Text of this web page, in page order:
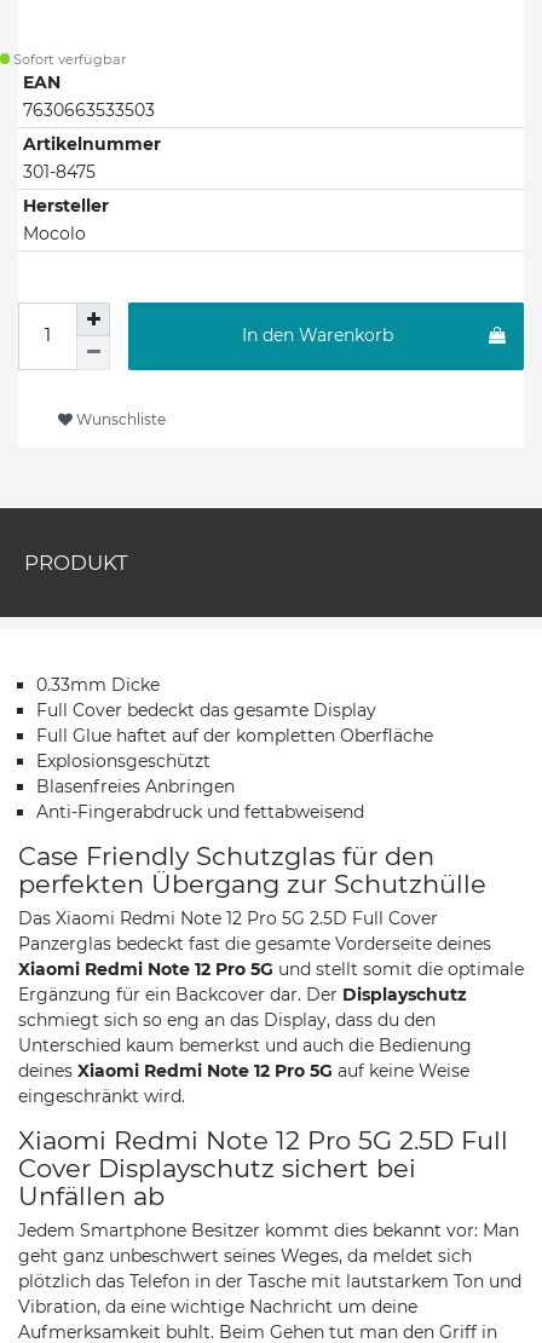
Sofort verfügbar
EAN
7630663533503
Artikelnummer
301-8475
Hersteller
Mocolo
In den Warenkorb
Wunschliste
PRODUKT
0.33mm Dicke
Full Cover bedeckt das gesamte Display
Full Glue haftet auf der kompletten Oberfläche
Explosionsgeschützt
Blasenfreies Anbringen
Anti-Fingerabdruck und fettabweisend
Case Friendly Schutzglas für den
perfekten Übergang zur Schutzhülle
Das Xiaomi Redmi Note 12 Pro 5G 2.5D Full Cover
Panzerglas bedeckt fast die gesamte Vorderseite deines
Xiaomi Redmi Note 12 Pro 5G und stellt somit die optimale
Ergänzung für ein Backcover dar. Der Displayschutz
schmiegt sich so eng an das Display, dass du den
Unterschied kaum bemerkst und auch die Bedienung
deines Xiaomi Redmi Note 12 Pro 5G auf keine Weise
eingeschränkt wird.
Xiaomi Redmi Note 12 Pro 5G 2.5D Full
Cover Displayschutz sichert bei
Unfällen ab
Jedem Smartphone Besitzer kommt dies bekannt vor: Man
geht ganz unbeschwert seines Weges, da meldet sich
plötzlich das Telefon in der Tasche mit lautstarkem Ton und
Vibration, da eine wichtige Nachricht um deine
Aufmerksamkeit buhlt. Beim Gehen tut man den Griff in